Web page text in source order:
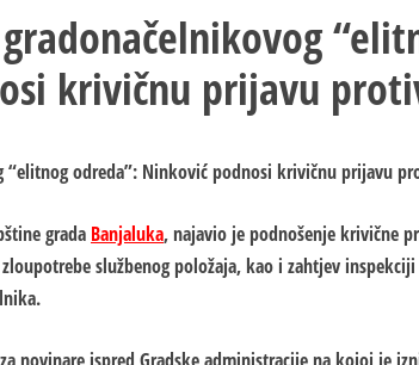
krivičnu prijavu
“elitnog odreda”: Ninković podnosi krivičnu prijavu
grada Banjaluka, najavio je podnošenje krivične
službenog položaja, kao i zahtjev
novinare ispred Gradske administracije na kojoj je